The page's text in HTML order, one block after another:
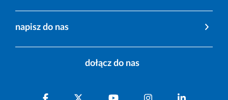
napisz do nas
dołącz do nas